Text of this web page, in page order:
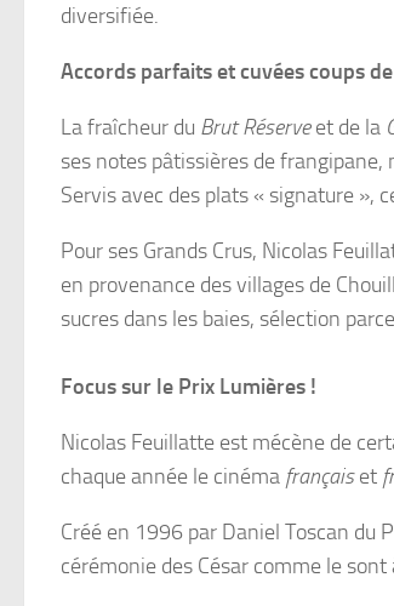
diversifiée.
Accords parfaits et cuvées coups
La fraîcheur du Brut Réserveet de la
ses notes pâtissières de frangipane,
Servis avec des plats « signature »,
Pour ses Grands Crus, Nicolas
en provenance des villages de
sucres dans les baies, sélection
Focus sur le Prix Lumières !
Nicolas Feuillatte est mécène de
chaque année le cinéma françaiset
Créé en 1996 par Daniel Toscan du
cérémonie des César comme le sont